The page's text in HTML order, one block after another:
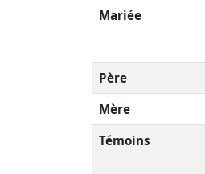
Mariée
Père
Mère
Témoins